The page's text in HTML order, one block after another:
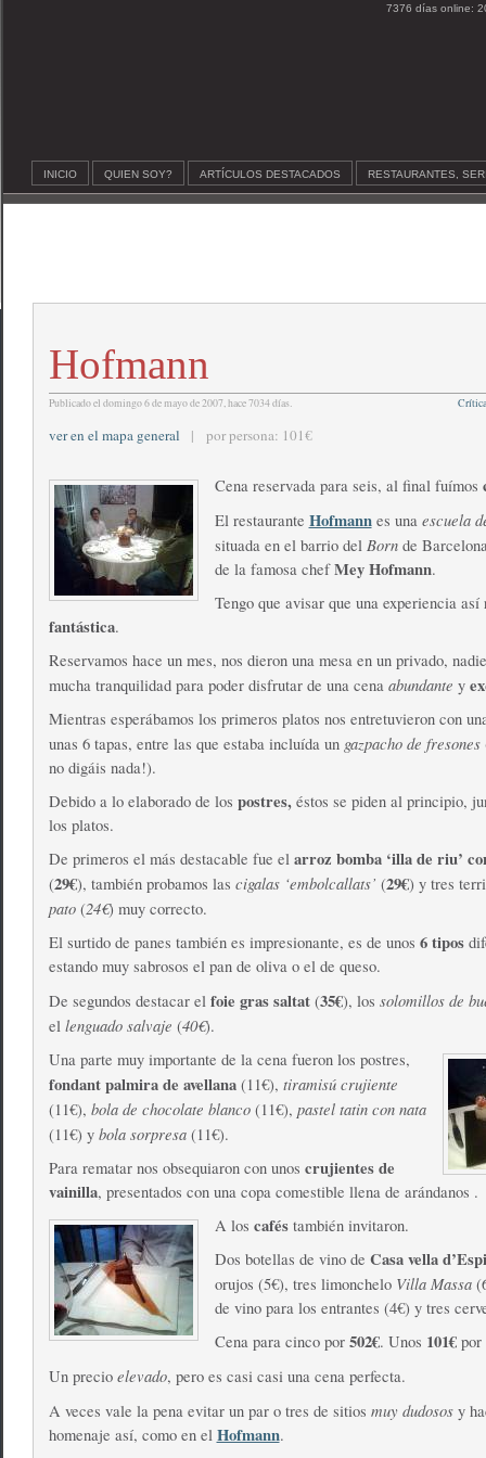
7376 días online:
INICIO QUIEN SOY? ARTÍCULOS DESTACADOS RESTAURANTES,
Hofmann
Publicado el domingo 6 de mayo de 2007, hace 7034 días.
ver en el mapa general | por persona: 101€
Cena reservada para seis, al final fuímos
El restaurante Hofmannes una escuela
situada en el barrio del Born de
de la famosa chefMey Hofmann.
Tengo que avisar que una experiencia así
fantástica.
Reservamos hace un mes, nos dieron una mesa en un privado,
mucha tranquilidad para poder disfrutar de una cena abundante y
Mientras esperábamos los primeros platos nos entretuvieron con
unas 6 tapas, entre las que estaba incluída un gazpacho de fresones
no digáis nada!).
Debido a lo elaborado de los postres, éstos se piden al principio,
los platos.
De primeros el más destacable fue el arroz bomba ‘illa de riu’
(29€), también probamos las cigalas ‘embolcallats’ (29€) y tres
pato(24€) muy correcto.
El surtido de panes también es impresionante, es de unos 6 tipos
estando muy sabrosos el pan de oliva o el de queso.
De segundos destacar el foie gras saltat(35€), los solomillos de
el lenguado salvaje (40€).
Una parte muy importante de la cena fueron los postres,
fondant palmira de avellana (11€), tiramisú crujiente
(11€), bola de chocolate blanco (11€), pastel tatin con nata
(11€) y bola sorpresa (11€).
Para rematar nos obsequiaron con unos crujientes de
vainilla, presentados con una copa comestible llena de arándanos .
A los cafés también invitaron.
Dos botellas de vino de Casa vella
orujos (5€), tres limonchelo Villa Massa
de vino para los entrantes (4€) y tres
Cena para cinco por 502€. Unos 101€por
Un precio elevado, pero es casi casi una cena perfecta.
A veces vale la pena evitar un par o tres de sitios muy dudososy
homenaje así, como en el Hofmann.